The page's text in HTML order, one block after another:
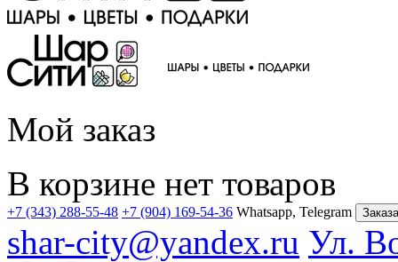
Мой заказ
В корзине нет товаров
+7 (343) 288-55-48 +7 (904) 169-54-36 Whatsapp, Telegram
shar-city@yandex.ru Ул.